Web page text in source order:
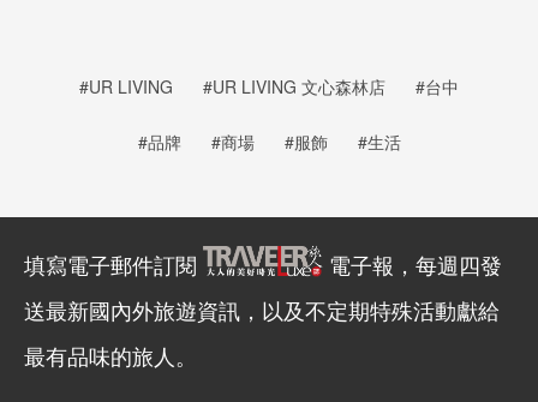
#UR LIVING #UR LIVING 文心森林店 #台中
#品牌 #商場 #服飾 #生活
填寫電子郵件訂閱
電子報，每週四發
送最新國內外旅遊資訊，以及不定期特殊活動獻給
最有品味的旅人。